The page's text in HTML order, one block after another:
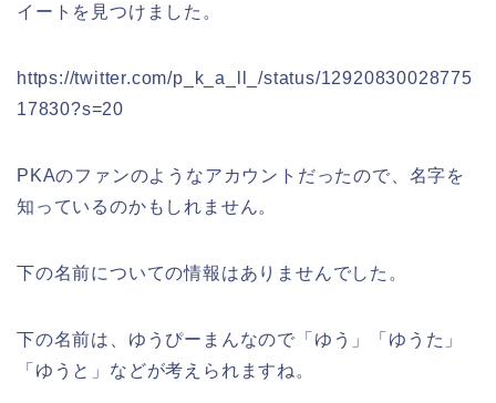
イートを見つけました。
https://twitter.com/p_k_a_ll_/status/12920830028775
17830?s=20
PKAのファンのようなアカウントだったので、名字を
知っているのかもしれません。
下の名前についての情報はありませんでした。
下の名前は、ゆうぴーまんなので「ゆう」「ゆうた」
「ゆうと」などが考えられますね。